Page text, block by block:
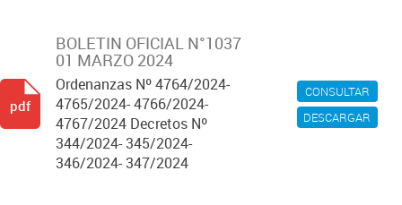
CONSULTAR
DESCARGAR
BOLETIN OFICIAL N°1037
01 MARZO 2024
Ordenanzas Nº 4764/2024-
4765/2024- 4766/2024-
4767/2024 Decretos Nº
344/2024- 345/2024-
346/2024- 347/2024
pdf